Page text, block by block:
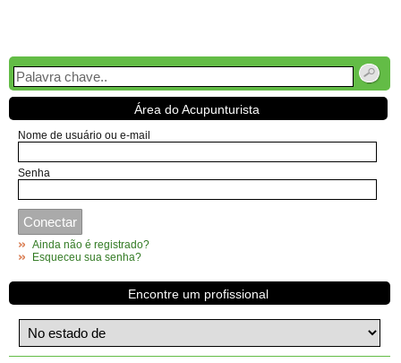
Área do Acupunturista
Nome de usuário ou e-mail
Senha
Ainda não é registrado?
Esqueceu sua senha?
Encontre um profissional